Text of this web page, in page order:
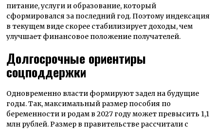
питание, услуги и образование, который
сформировался за последний год. Поэтому индексация
в текущем виде скорее стабилизирует доходы, чем
улучшает финансовое положение получателей.
Долгосрочные ориентиры
соцподдержки
Одновременно власти формируют задел на будущие
годы. Так, максимальный размер пособия по
беременности и родам в 2027 году может превысить 1,1
млн рублей. Размер в правительстве рассчитали с